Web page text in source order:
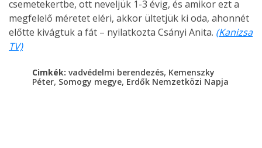
csemetekertbe, ott neveljük 1-3 évig, és amikor ezt a
megfelelő méretet eléri, akkor ültetjük ki oda, ahonnét
előtte kivágtuk a fát – nyilatkozta Csányi Anita. (Kanizsa
TV)
Cimkék: vadvédelmi berendezés, Kemenszky
Péter, Somogy megye, Erdők Nemzetközi Napja